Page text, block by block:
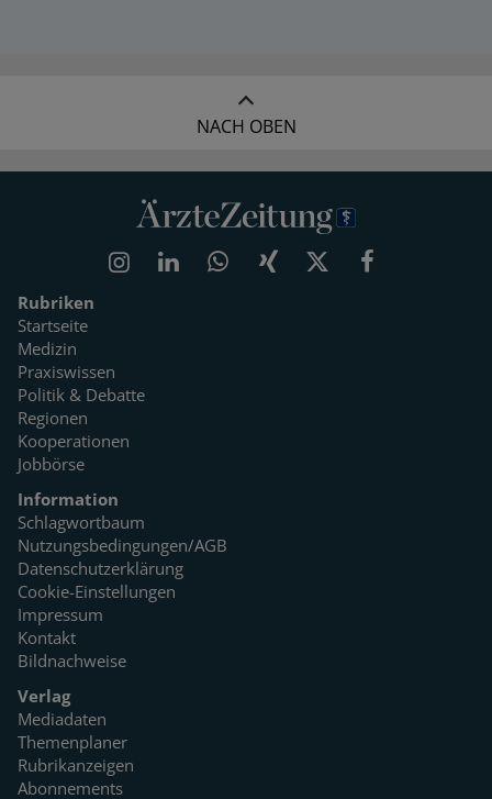
NACH OBEN
Rubriken
Startseite
Medizin
Praxiswissen
Politik & Debatte
Regionen
Kooperationen
Jobbörse
Information
Schlagwortbaum
Nutzungsbedingungen/AGB
Datenschutzerklärung
Cookie-Einstellungen
Impressum
Kontakt
Bildnachweise
Verlag
Mediadaten
Themenplaner
Rubrikanzeigen
Abonnements